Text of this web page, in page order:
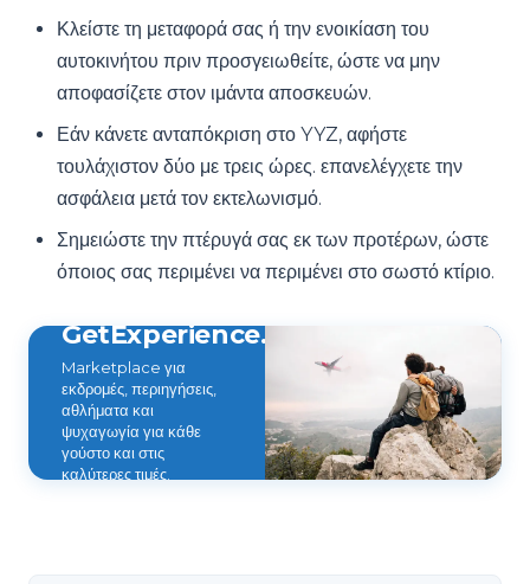
Κλείστε τη μεταφορά σας ή την ενοικίαση του
αυτοκινήτου πριν προσγειωθείτε, ώστε να μην
αποφασίζετε στον ιμάντα αποσκευών.
Εάν κάνετε ανταπόκριση στο YYZ, αφήστε
τουλάχιστον δύο με τρεις ώρες. επανελέγχετε την
ασφάλεια μετά τον εκτελωνισμό.
Σημειώστε την πτέρυγά σας εκ των προτέρων, ώστε
όποιος σας περιμένει να περιμένει στο σωστό κτίριο.
GetExperience.com
Marketplace για
εκδρομές, περιηγήσεις,
αθλήματα και
ψυχαγωγία για κάθε
γούστο και στις
καλύτερες τιμές.